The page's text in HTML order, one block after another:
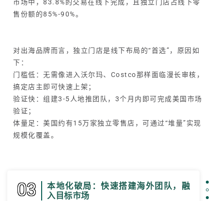
市场中，83.8%的交易在线下完成，且独立门店占线下零
售份额的85%-90%。
对出海品牌而言，独立门店是线下布局的“首选”，原因如
下：
门槛低：无需像进入沃尔玛、Costco那样面临漫长审核，
搞定店主即可快速上架；
验证快：组建3-5人地推团队，3个月内即可完成美国市场
验证；
体量足：美国约有15万家独立零售店，可通过“堆量”实现
规模化覆盖。
03
本地化破局：快速搭建海外团队，融
入目标市场